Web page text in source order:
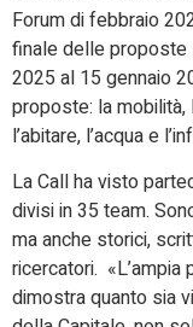
Forum di febbraio
finale delle proposte
2025 al 15 gennaio
proposte: la mobilità,
l’abitare, l’acqua e
La Call ha visto
divisi in 35 team.
ma anche storici,
ricercatori.
dimostra quanto sia